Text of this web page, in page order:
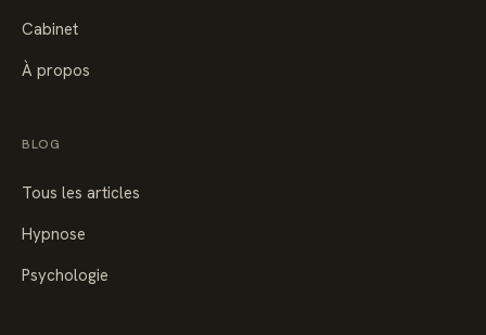
Cabinet
À propos
BLOG
Tous les articles
Hypnose
Psychologie